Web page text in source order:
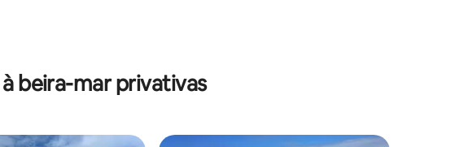
beira-mar privativas